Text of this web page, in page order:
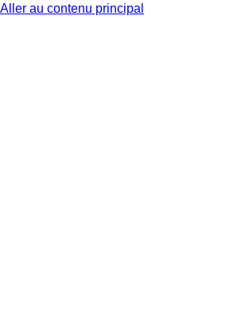
Aller au contenu principal